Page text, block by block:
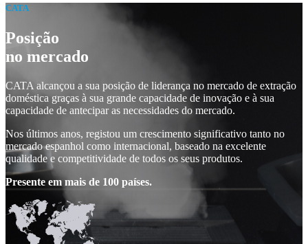
CATA
Posição
no mercado
CATA alcançou a sua posição de liderança no mercado de extração
doméstica graças à sua grande capacidade de inovação e à sua
capacidade de antecipar as necessidades do mercado.
Nos últimos anos, registou um crescimento significativo tanto no
mercado espanhol como internacional, baseado na excelente
qualidade e competitividade de todos os seus produtos.
Presente em mais de 100 países.